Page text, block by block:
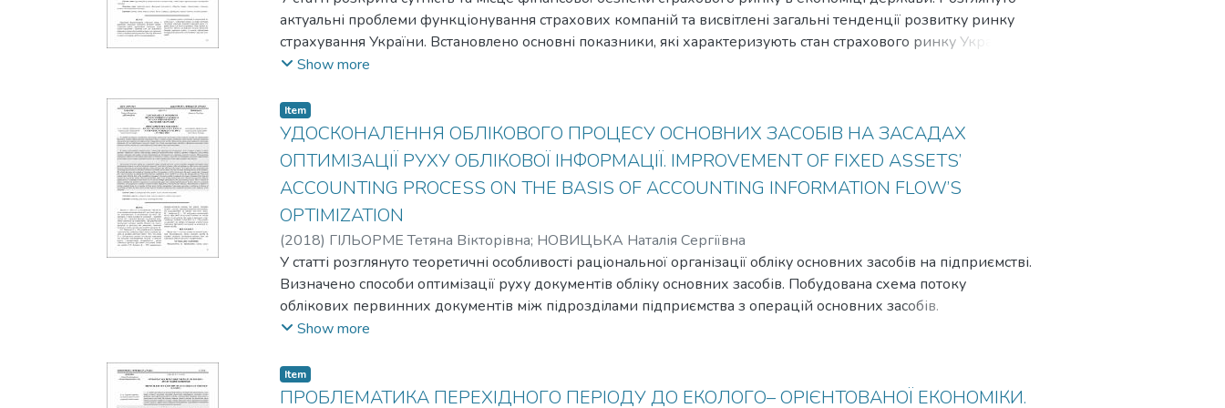
актуальні проблеми функціонування страхових компаній та висвітлені загальні тенденції розвитку ринку
страхування України. Встановлено основні показники, які характеризують стан страхового ринку України,
проаналізовано окремі з них. Описано внутрішні та зовнішні чинники впливу на фінансову безпеку
market and a high level of its financial security is a guarantee of growth of the national economy. Today, the problems of
functioning of the insurance market of Ukraine are obvious. To eliminate them, it is necessary to investigate the factors
of influence and ways to increase the financial safety of the insurance market.
Show more
Item
УДОСКОНАЛЕННЯ ОБЛІКОВОГО ПРОЦЕСУ ОСНОВНИХ ЗАСОБІВ НА ЗАСАДАХ
ОПТИМІЗАЦІЇ РУХУ ОБЛІКОВОЇ ІНФОРМАЦІЇ. IMPROVEMENT OF FIXED ASSETS’
ACCOUNTING PROCESS ON THE BASIS OF ACCOUNTING INFORMATION FLOW’S
OPTIMIZATION
(2018) ГІЛЬОРМЕ Тетяна Вікторівна; НОВИЦЬКА Наталія Сергіївна
У статті розглянуто теоретичні особливості раціональної організації обліку основних засобів на підприємстві.
Визначено способи оптимізації руху документів обліку основних засобів. Побудована схема потоку
облікових первинних документів між підрозділами підприємства з операцій основних засобів.
Представлена оперограма первинного документа приймання під час надходження основного засобу на
оптимізації схеми потоку облікових документів. The activities of business entities are conducted by means of
employing every resource available: intangible and tangible, labor and financial resources as well as their main
Show more
Item
ПРОБЛЕМАТИКА ПЕРЕХІДНОГО ПЕРІОДУ ДО ЕКОЛОГО– ОРІЄНТОВАНОЇ ЕКОНОМІКИ.